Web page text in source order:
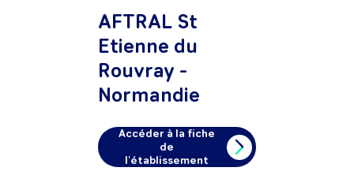
AFTRAL St
Etienne du
Rouvray -
Normandie
Accéder à la fiche
de
l'établissement